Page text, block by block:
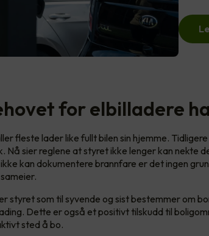
for elbilladere
fleste lader like fullt bilen sin hjemme.
Nå sier reglene at styret ikke lenger kan nekte
kan dokumentere brannfare er det ingen
styret som til syvende og sist bestemmer om
Dette er også et positivt tilskudd til
sted å bo.